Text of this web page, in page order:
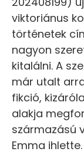
viktoriánus
történetek
nagyon
kitalálni. A
már utalt
fikció,
alakja
származású
Emma ihlette.